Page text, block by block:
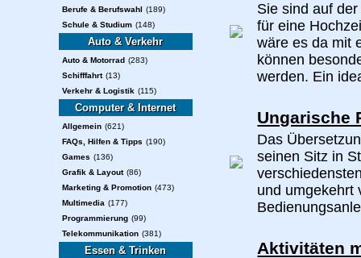
Berufe & Berufswahl (189)
Schule & Studium (148)
Auto & Verkehr
Auto & Motorrad (283)
Schifffahrt (13)
Verkehr & Logistik (115)
Computer & Internet
Allgemein (621)
FAQs, Hilfen & Tipps (190)
Games (136)
Grafik & Layout (86)
Marketing & Promotion (473)
Multimedia (177)
Programmierung (99)
Telekommunikation (381)
Essen & Trinken
Sie sind auf
für eine
wäre es da mit
können
werden. Ein
Ungarische
Das
seinen Sitz in
und umgekehrt
Aktivitäten